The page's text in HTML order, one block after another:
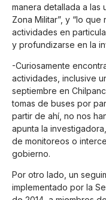
manera detallada a las
Zona Militar”, y “lo
actividades en
y profundizarse en la
-Curiosamente
actividades, inclusive
septiembre en
tomas de buses por
partir de ahí, no nos
apunta la
de monitoreos o
gobierno.
Por otro lado, un
implementado por la